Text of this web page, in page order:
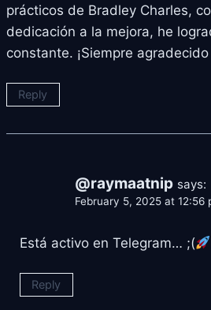
prácticos de Bradley Charles,
dedicación a la mejora, he
constante. ¡Siempre
Reply
@raymaatnip says:
February 5, 2025 at 12:56
Está activo en Telegram… ;(
Reply